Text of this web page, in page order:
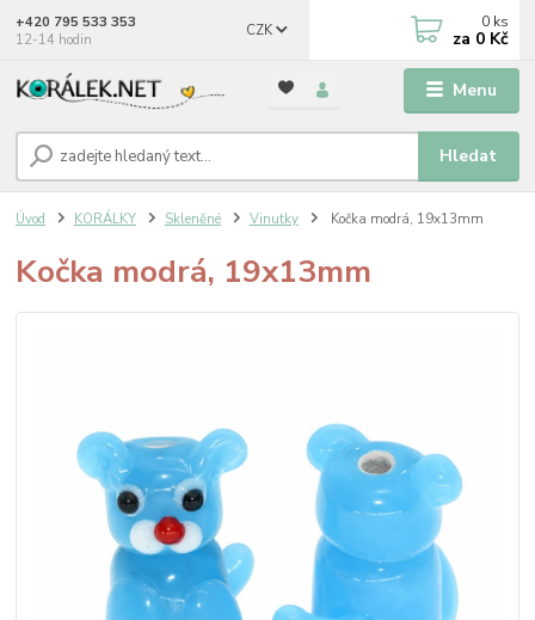
Menu
CZK
Hledat
+420 795 533 353
12-14 hodin
0 ks
za 0 Kč
Úvod KORÁLKY Skleněné Vinutky Kočka modrá, 19x13mm
Kočka modrá, 19x13mm